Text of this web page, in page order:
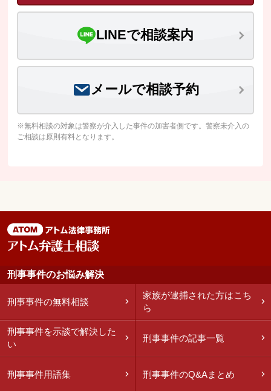
LINEで相談案内
メールで相談予約
※無料相談の対象は警察が介入した事件の加害者側です。警察未介入の
ご相談は原則有料となります。
刑事事件のお悩み解決
刑事事件の無料相談
家族が逮捕された方はこち
ら
刑事事件を示談で解決した
い
刑事事件の記事一覧
刑事事件用語集 刑事事件のQ&Aまとめ